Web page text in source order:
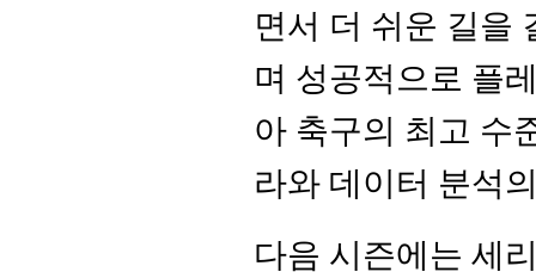
면서 더 쉬운 길을
며 성공적으로 플
아 축구의 최고 수
라와 데이터 분석
다음 시즌에는 세